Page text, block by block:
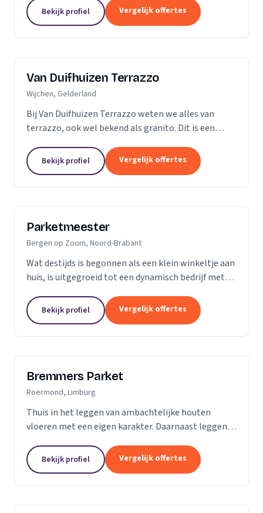
ook de reden dat ik besloot zelf...
Bekijk profiel Vergelijk offertes
Van Duifhuizen Terrazzo
Wijchen, Gelderland
Bij Van Duifhuizen Terrazzo weten we alles van
terrazzo, ook wel bekend als granito. Dit is een
is in principe te produceren in elke vorm....
Bekijk profiel Vergelijk offertes
Parketmeester
Bergen op Zoom, Noord-Brabant
Wat destijds is begonnen als een klein winkeltje aan
huis, is uitgegroeid tot een dynamisch bedrijf met
mogelijkheden op het gebied van parket, kurk en...
Bekijk profiel Vergelijk offertes
Bremmers Parket
Roermond, Limburg
Thuis in het leggen van ambachtelijke houten
vloeren met een eigen karakter. Daarnaast leggen
soorten laminaat en PVC vloeren. Heeft u al een...
Bekijk profiel Vergelijk offertes